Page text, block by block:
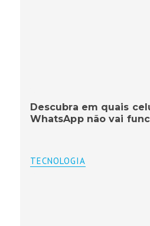
Descubra em quais
WhatsApp não vai
TECNOLOGIA